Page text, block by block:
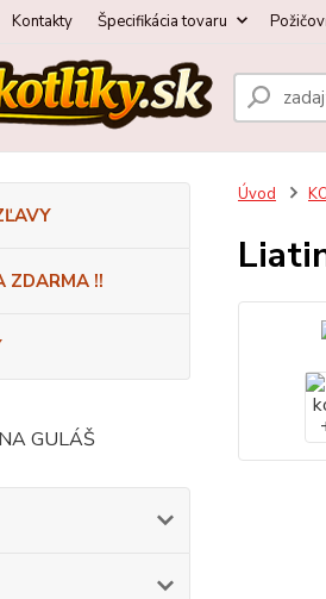
Kontakty Špecifikácia tovaru
ZDARMA !!
GULÁŠ
Úvod